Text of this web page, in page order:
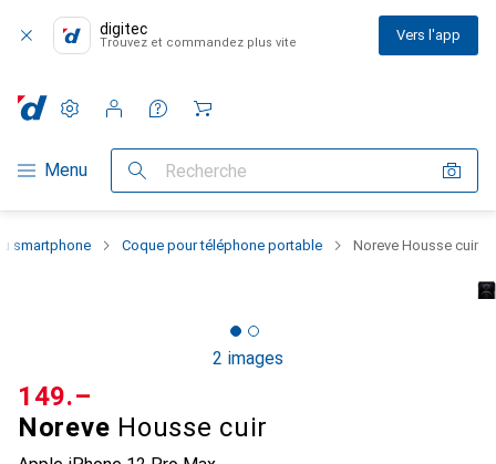
digitec
Trouvez et commandez plus vite Vers l'app
Navigation par catégorie
Menu Recherche
Paramètres
Compte client
Listes de comparaison
Listes d'envies
Panier
smartphone Coque pour téléphone portable Noreve Housse cuir
2 images
Noreve Housse cuir
CHF
149.–